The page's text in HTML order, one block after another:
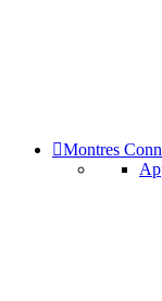
Montres